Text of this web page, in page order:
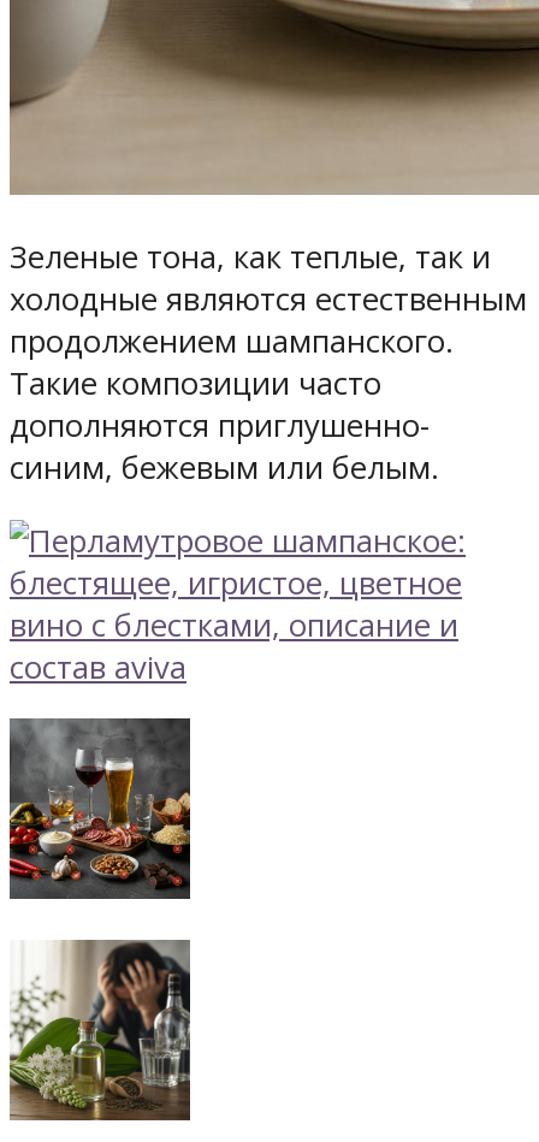
Зеленые тона, как теплые, так и
холодные являются естественным
продолжением шампанского.
Такие композиции часто
дополняются приглушенно-
синим, бежевым или белым.